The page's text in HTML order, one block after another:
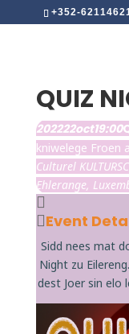
+352-
QUIZ
202222oct19:00
kniwelege Froen
Culturel
Ehlerange,
Event
Sidd nees mat
Night zu
dest Joer sin elo